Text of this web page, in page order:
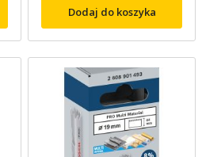
Dodaj do koszyka